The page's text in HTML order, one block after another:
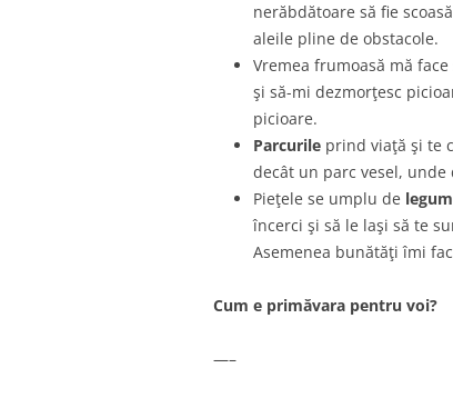
nerăbdătoare să fie
aleile pline de obstacole.
Vremea frumoasă mă
şi să-mi dezmorţesc
picioare.
Parcurile prind viaţă şi te
decât un parc vesel,
Pieţele se umplu de
încerci şi să le laşi să te
Asemenea bunătăţi îmi
Cum e primăvara pentru voi?
—–